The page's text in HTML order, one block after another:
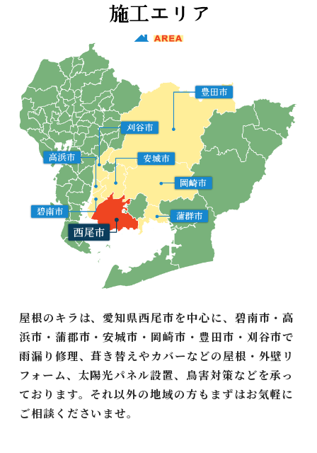
屋根のキラは、愛知県西尾市を中心に、碧南市・高
浜市・蒲郡市・安城市・岡崎市・豊田市・刈谷市で
雨漏り修理、葺き替えやカバーなどの屋根・外壁リ
フォーム、太陽光パネル設置、鳥害対策などを承っ
ております。それ以外の地域の方もまずはお気軽に
ご相談くださいませ。